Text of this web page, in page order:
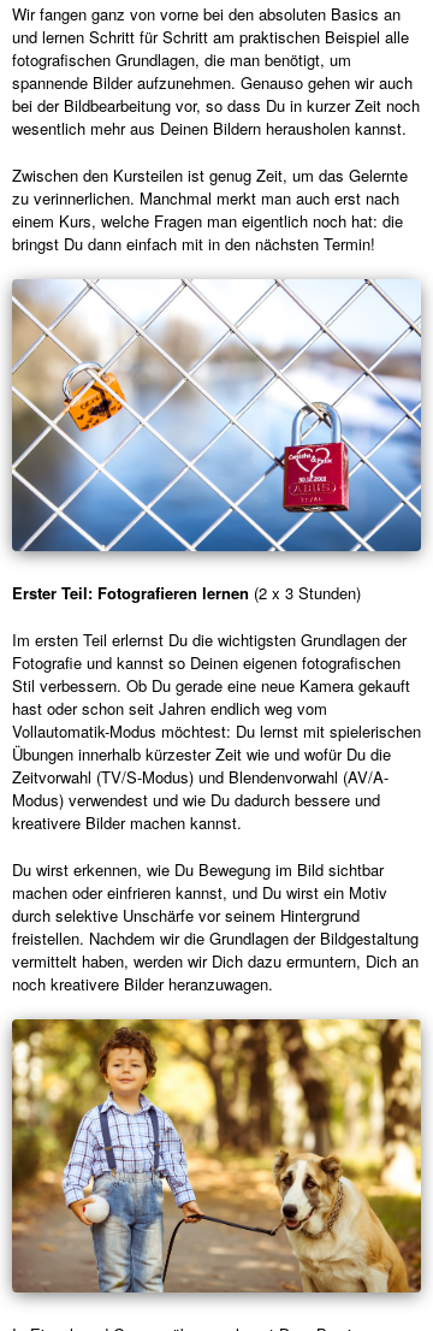
Wir fangen ganz von vorne bei den absoluten Basics an
und lernen Schritt für Schritt am praktischen Beispiel alle
fotografischen Grundlagen, die man benötigt, um
spannende Bilder aufzunehmen. Genauso gehen wir auch
bei der Bildbearbeitung vor, so dass Du in kurzer Zeit noch
wesentlich mehr aus Deinen Bildern herausholen kannst.
Zwischen den Kursteilen ist genug Zeit, um das Gelernte
zu verinnerlichen. Manchmal merkt man auch erst nach
einem Kurs, welche Fragen man eigentlich noch hat: die
bringst Du dann einfach mit in den nächsten Termin!
Erster Teil: Fotografieren lernen (2 x 3 Stunden)
Im ersten Teil erlernst Du die wichtigsten Grundlagen der
Fotografie und kannst so Deinen eigenen fotografischen
Stil verbessern. Ob Du gerade eine neue Kamera gekauft
hast oder schon seit Jahren endlich weg vom
Vollautomatik-Modus möchtest: Du lernst mit spielerischen
Übungen innerhalb kürzester Zeit wie und wofür Du die
Zeitvorwahl (TV/S-Modus) und Blendenvorwahl (AV/A-
Modus) verwendest und wie Du dadurch bessere und
kreativere Bilder machen kannst.
Du wirst erkennen, wie Du Bewegung im Bild sichtbar
machen oder einfrieren kannst, und Du wirst ein Motiv
durch selektive Unschärfe vor seinem Hintergrund
freistellen. Nachdem wir die Grundlagen der Bildgestaltung
vermittelt haben, werden wir Dich dazu ermuntern, Dich an
noch kreativere Bilder heranzuwagen.